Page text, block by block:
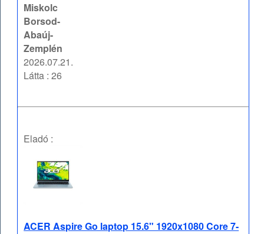
Miskolc
Borsod-
Abaúj-
Zemplén
2026.07.21.
Látta : 26
Eladó :
ACER Aspire Go laptop 15.6" 1920x1080 Core 7-